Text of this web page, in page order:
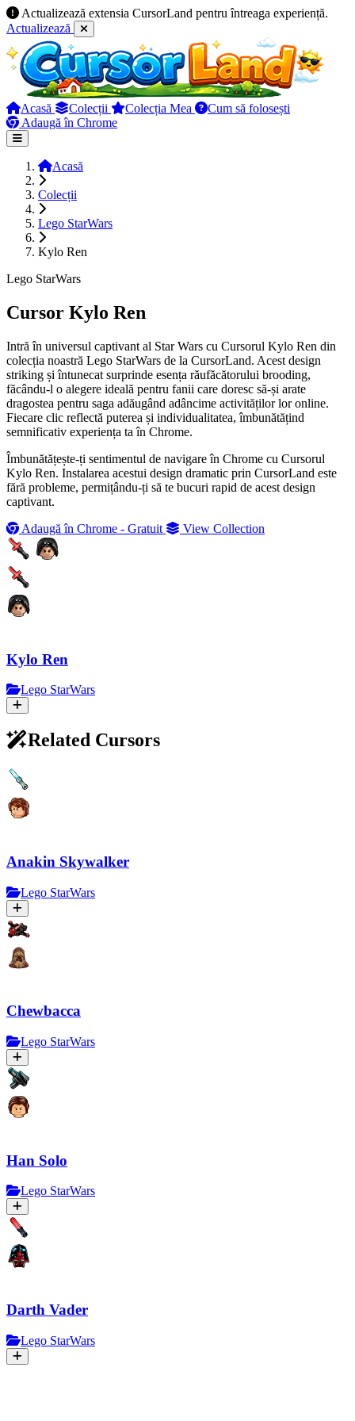
Actualizează extensia CursorLand pentru întreaga experiență.
Actualizează
Acasă Colecții Colecția Mea
Cum să folosești
Adaugă în Chrome
Acasă
Colecții
Lego StarWars
Kylo Ren
Lego StarWars
Cursor Kylo Ren
Intră în universul captivant al Star Wars cu Cursorul Kylo Ren din
colecția noastră Lego StarWars de la CursorLand. Acest design
striking și întunecat surprinde esența răufăcătorului brooding,
făcându-l o alegere ideală pentru fanii care doresc să-și arate
dragostea pentru saga adăugând adâncime activităților lor online.
Fiecare clic reflectă puterea și individualitatea, îmbunătățind
semnificativ experiența ta în Chrome.
Îmbunătățește-ți sentimentul de navigare în Chrome cu Cursorul
Kylo Ren. Instalarea acestui design dramatic prin CursorLand este
fără probleme, permițându-ți să te bucuri rapid de acest design
captivant.
Adaugă în Chrome - Gratuit
View Collection
Kylo Ren
Lego StarWars
Related Cursors
Anakin Skywalker
Lego StarWars
Chewbacca
Lego StarWars
Han Solo
Lego StarWars
Darth Vader
Lego StarWars